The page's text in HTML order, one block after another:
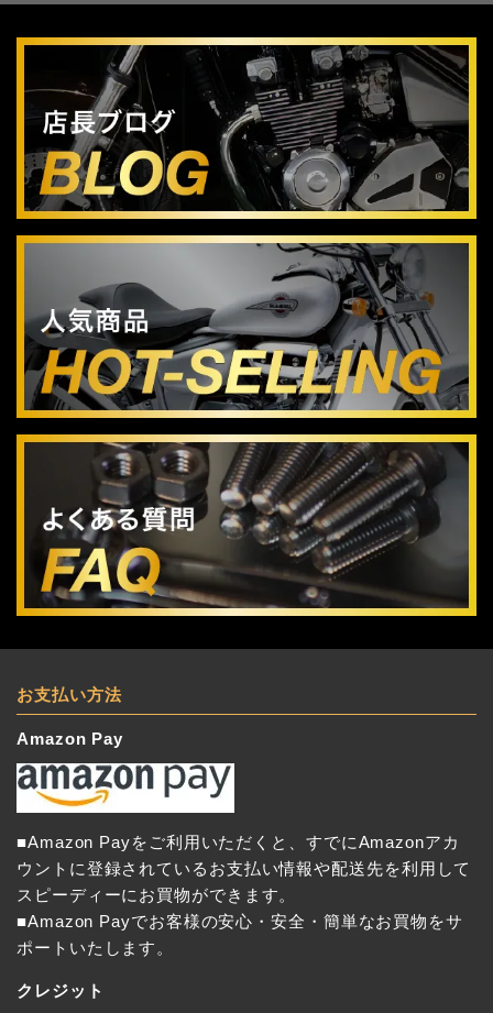
お支払い方法
Amazon Pay
■Amazon Payをご利用いただくと、すでにAmazonアカ
ウントに登録されているお支払い情報や配送先を利用して
スピーディーにお買物ができます。
■Amazon Payでお客様の安心・安全・簡単なお買物をサ
ポートいたします。
クレジット